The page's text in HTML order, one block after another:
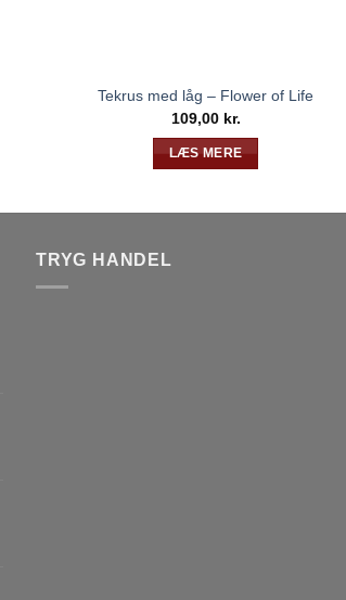
Tekrus med låg – Flower of Life
109,00 kr.
LÆS MERE
TRYG HANDEL